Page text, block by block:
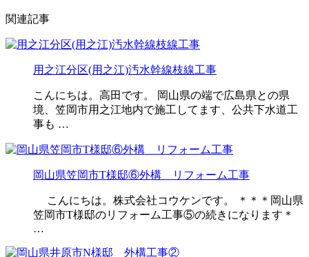
関連記事
用之江分区(用之江)汚水幹線枝線工事
こんにちは。高田です。 岡山県の端で広島県との県
境、笠岡市用之江地内で施工してます、公共下水道工
事も …
岡山県笠岡市T様邸⑥外構 リフォーム工事
こんにちは。株式会社コウケンです。 ＊＊＊岡山県
笠岡市T様邸のリフォーム工事⑤の続きになります＊
…